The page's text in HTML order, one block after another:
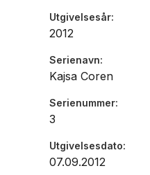
Utgivelsesår
2012
Serienavn
Kajsa Coren
Serienummer
3
Utgivelsesdato
07.09.2012